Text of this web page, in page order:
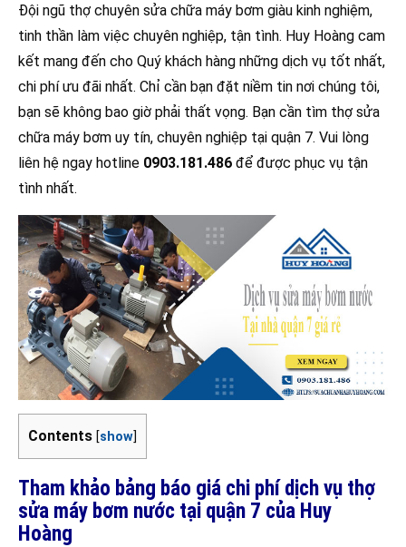
Đội ngũ thợ chuyên sửa chữa máy bơm giàu kinh nghiệm,
tinh thần làm việc chuyên nghiệp, tận tình. Huy Hoàng cam
kết mang đến cho Quý khách hàng những dịch vụ tốt nhất,
chi phí ưu đãi nhất. Chỉ cần bạn đặt niềm tin nơi chúng tôi,
bạn sẽ không bao giờ phải thất vọng. Bạn cần tìm thợ sửa
chữa máy bơm uy tín, chuyên nghiệp tại quận 7. Vui lòng
liên hệ ngay hotline 0903.181.486 để được phục vụ tận
tình nhất.
Contents [show]
Tham khảo bảng báo giá chi phí dịch vụ thợ
sửa máy bơm nước tại quận 7 của Huy
Hoàng